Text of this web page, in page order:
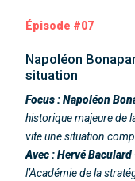
Épisode #07
Napoléon
situation
Focus : Napoléon
historique majeure de
vite une situation
Avec : Hervé
l’Académie de la